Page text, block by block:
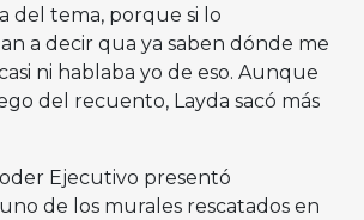
del tema, porque si lo
a decir qua ya saben dónde me
ni hablaba yo de eso. Aunque
del recuento, Layda sacó más
Ejecutivo presentó
de los murales rescatados en